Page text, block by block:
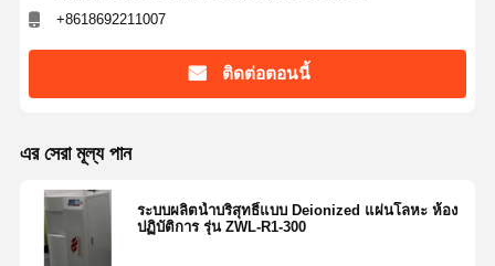
กรณี
ราคา
เครื่องทำน้ำบริสุทธิ์พิเศษ
ระบบกรองน้ำบริสุทธิ์พิเศษ
อุปกรณ์สําหรับน้ําที่บริสุทธิ์มาก
+8618692211007
ติดต่อตอนนี้
এর সেরা মূল্য পান
ระบบผลิตน้ำบริสุทธิ์แบบ Deionized แผ่นโลหะ ห้อง
ปฏิบัติการ รุ่น ZWL-R1-300